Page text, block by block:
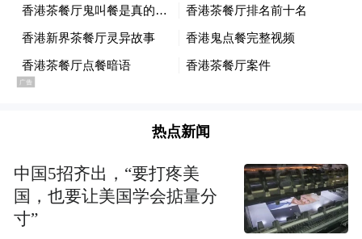
与“首秀”徽章相对应的，则是“传奇”徽章。
按照国际足联规定，只有参加五届及以上世
界杯的球员才能获得这一荣誉。放眼世界杯
其罕见的成就。本届世界杯上，阿根廷队长
梅西、葡萄牙队长克·罗纳尔多（C罗）和墨
西哥队门将奥乔亚都属于这一行列。国际足
热点新闻
中国5招齐出，“要打疼美
国，也要让美国学会掂量分
寸”